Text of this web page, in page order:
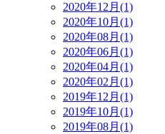
2020年12月(1)
2020年10月(1)
2020年08月(1)
2020年06月(1)
2020年04月(1)
2020年02月(1)
2019年12月(1)
2019年10月(1)
2019年08月(1)